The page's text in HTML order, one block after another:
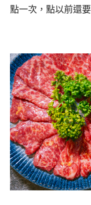
點一次，點以前還